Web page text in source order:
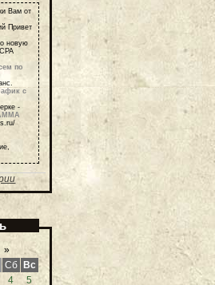
Вам от
Привет
новую
СРА
по
с
-
»
Сб
Вс
4
5